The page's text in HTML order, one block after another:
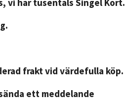
vi har tusentals Singel Kort.
frakt vid värdefulla köp.
ett meddelande